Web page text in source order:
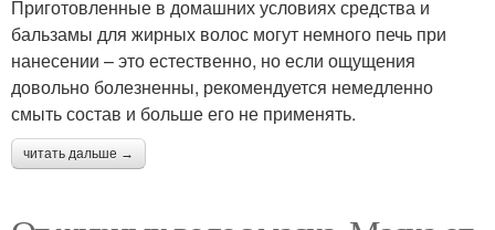
Приготовленные в домашних условиях средства и
бальзамы для жирных волос могут немного печь при
нанесении – это естественно, но если ощущения
довольно болезненны, рекомендуется немедленно
смыть состав и больше его не применять.
читать дальше →